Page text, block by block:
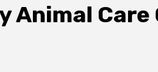
Animal Care